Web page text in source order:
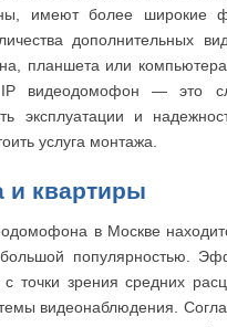
имеют более широкие
дополнительных
планшета или
видеодомофон — это
эксплуатации и
услуга монтажа.
квартиры
в Москве
популярностью.
с точки зрения средних
видеонаблюдения.